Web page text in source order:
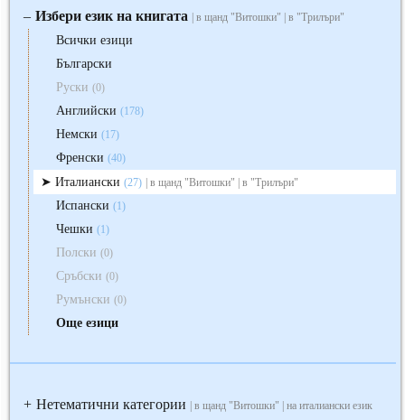
‒ Избери език на книгата | в щанд "Витошки" | в "Трилъри"
Всички езици
Български
Руски (0)
Английски (178)
Немски (17)
Френски (40)
Италиански (27) | в щанд "Витошки" | в "Трилъри"
Испански (1)
Чешки (1)
Полски (0)
Сръбски (0)
Румънски (0)
Още езици
+ Нетематични категории | в щанд "Витошки" | на италиански език